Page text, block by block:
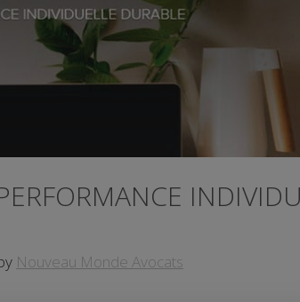
Nouveau Monde Avocats